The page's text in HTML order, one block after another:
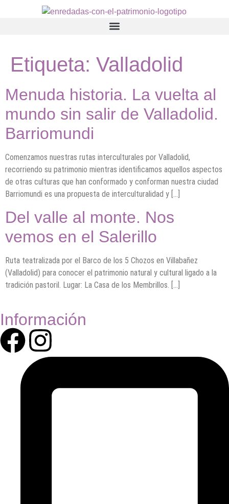
Etiqueta: Valladolid
Menuda historia. La vuelta al
mundo sin salir de Valladolid.
Barriomundi
Comenzamos nuestras rutas interculturales por Valladolid,
recorriendo su patrimonio mientras identificamos aquellos aspectos
de otras culturas que han conformado y conforman nuestra ciudad
Barriomundi es una propuesta de interculturalidad y […]
Del valle al monte. Nos
vemos en el Salerillo
Ruta teatralizada por el Barco de los 5 Chozos en Villabañez
(Valladolid) para conocer el patrimonio natural y cultural ligado a la
tradición pastoril. Lugar: La Casa de los Membrillos. […]
Información